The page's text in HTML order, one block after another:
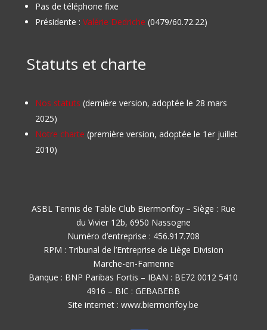
Pas de téléphone fixe
Présidente : Valérie Dedriche (0479/60.72.22)
Statuts et charte
Nos statuts (dernière version, adoptée le 28 mars
2025)
Notre charte (première version, adoptée le 1er juillet
2010)
ASBL Tennis de Table Club Biermonfoy – Siège : Rue
du Vivier 12b, 6950 Nassogne
Numéro d’entreprise : 456.917.708
RPM : Tribunal de l’Entreprise de Liège Division
Marche-en-Famenne
Banque : BNP Paribas Fortis – IBAN : BE72 0012 5410
4916 – BIC : GEBABEBB
Site internet : www.biermonfoy.be